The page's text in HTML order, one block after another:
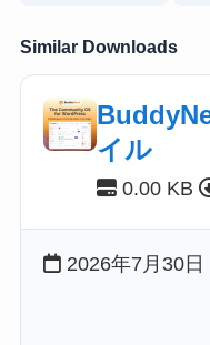
Similar Downloads
イル
0.00 KB
2026年7月30日